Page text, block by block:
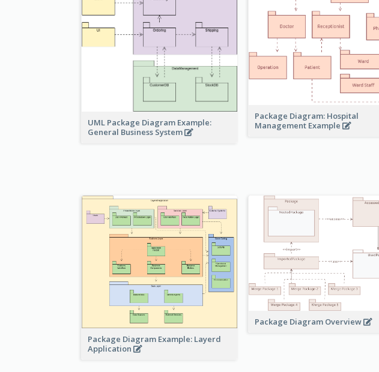
UML Package Diagram Example:
General Business System
Package Diagram: Hospital
Management Example
Package Diagram Example: Layerd
Application
Package Diagram Overview